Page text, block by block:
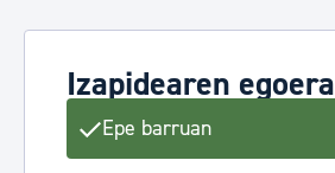
Izapidearen egoera
Epe barruan